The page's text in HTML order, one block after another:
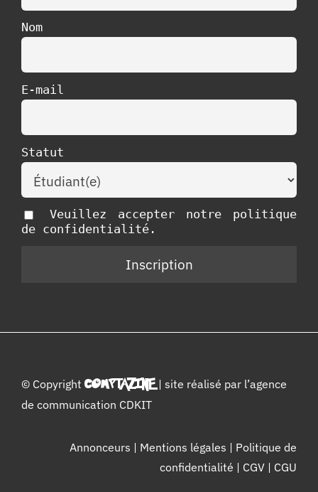
Nom
E-mail
Statut
Veuillez accepter notre politique
de confidentialité.
© Copyright COMPTAZINE| site réalisé par l’agence
de communication CDKIT
Annonceurs | Mentions légales | Politique de
confidentialité | CGV | CGU